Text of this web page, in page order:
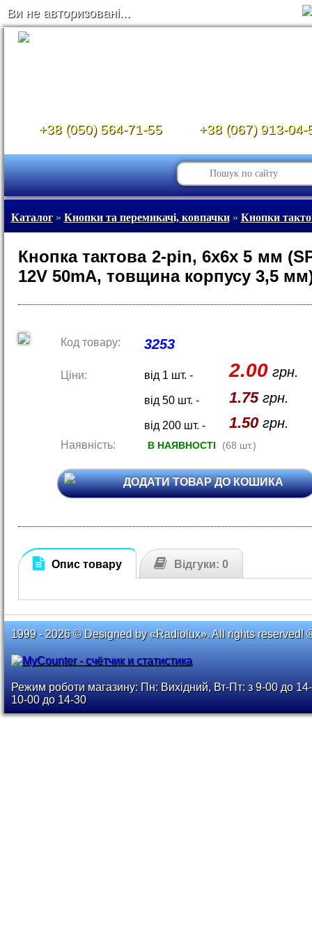
Ви не авторизовані...
+38 (050) 564-71-55 +38 (067) 913-04-
Каталог» Кнопки та перемикачі, ковпачки» Кнопки
Кнопка тактова 2-pin, 6x6x 5 мм
12V 50mA, товщина корпусу 3,5
Код товару: 3253
Ціни: від 1 шт. - 2.00грн.
від 50 шт. - 1.75грн.
від 200 шт. - 1.50грн.
Наявність: В НАЯВНОСТІ (68 шт.)
ДОДАТИ ТОВАР ДО КОШИКА
Опис товару Відгуки: 0
1999 - 2026 © Designed by «Radiolux». All rights reserved!
Режим роботи магазину: Пн: Вихідний, Вт-Пт: з 9-00 до
10-00 до 14-30